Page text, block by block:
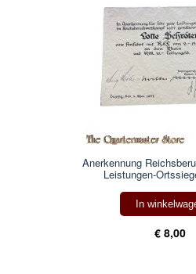
Anerkennung
Leistungen-
In
€ 8,00